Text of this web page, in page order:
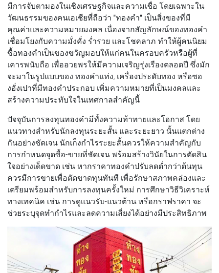
มีการจับตามองในเชิงเศรษฐกิจและความเชื่อ โดยเฉพาะใน
วัฒนธรรมของคนเอเชียที่ถือว่า "ทองคำ" เป็นสิ่งของที่มี
คุณค่าและความหมายมงคล เนื่องจากสัญลักษณ์ของทองคำ
เชื่อมโยงกับความมั่งคั่ง ร่ำรวย และโชคลาภ ทำให้ผู้คนนิยม
ซื้อทองคำเป็นของขวัญมอบให้แก่คนในครอบครัวหรือผู้ที่
เคารพนับถือ เพื่ออวยพรให้มีความเจริญรุ่งเรืองตลอดปี ซึ่งมัก
จะมาในรูปแบบของ ทองคำแท่ง, เครื่องประดับทอง หรือซอ
งอั่งเปาที่มีทองคำประกอบ เพิ่มความหมายที่เป็นมงคลและ
สร้างความประทับใจในเทศกาลสำคัญนี้
ปัจจุบันการลงทุนทองคำมีทั้งความท้าทายและโอกาส โดย
แนวทางสำหรับนักลงทุนระยะสั้น และระยะยาว นั้นแตกต่าง
กันอย่างชัดเจน นักเก็งกำไรระยะสั้นควรให้ความสำคัญกับ
การกำหนดจุดซื้อ-ขายที่ชัดเจน พร้อมสร้างวินัยในการตัดสิน
ใจอย่างเด็ดขาด เช่น หากราคาทองคำปรับลดต่ำกว่าต้นทุน
ควรมีการขายเพื่อตัดขาดทุนทันที เพื่อรักษาสภาพคล่องและ
เตรียมพร้อมสำหรับการลงทุนครั้งใหม่ การศึกษาวิธีวิเคราะห์
ทางเทคนิค เช่น การดูแนวรับ-แนวต้าน หรือกราฟราคา จะ
ช่วยระบุจุดทำกำไรและลดความเสี่ยงได้อย่างมีประสิทธิภาพ